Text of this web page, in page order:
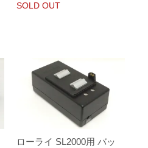
SOLD OUT
ローライ SL2000用 バッ